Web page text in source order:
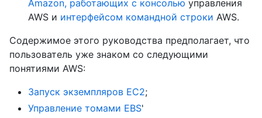
Amazon, работающих с консолью управления
AWS и интерфейсом командной строки AWS.
Содержимое этого руководства предполагает, что
пользователь уже знаком со следующими
понятиями AWS:
Запуск экземпляров EC2;
Управление томами EBS'